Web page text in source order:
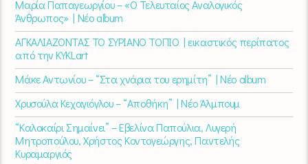
Μαρία Παπαγεωργίου – «Ο Τελευταίος Αναλογικός
Άνθρωπος» | Νέο album
ΑΓΚΑΛΙΑΖΟΝΤΑΣ ΤΟ ΣΥΡΙΑΝΟ ΤΟΠΙΟ | εικαστικός περίπατος
από την KYKLart
Μάκε Αντωνίου – “Στα χνάρια του ερημίτη” | Νέο album
Χρυσούλα Κεχαγιόγλου – “Αποθήκη” | Νέο Άλμπουμ
“Καλοκαίρι Σημαίνει” – Εβελίνα Παπούλια, Λυγερή
Μητροπούλου, Χρήστος Κοντογεώργης, Παντελής
Κυραμαργιός